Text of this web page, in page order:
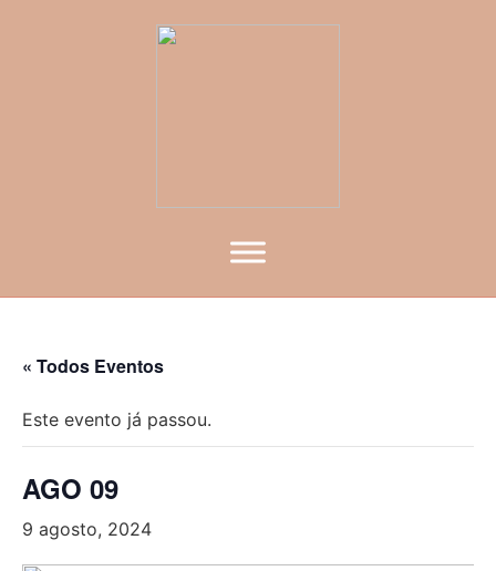
« Todos Eventos
Este evento já passou.
AGO 09
9 agosto, 2024